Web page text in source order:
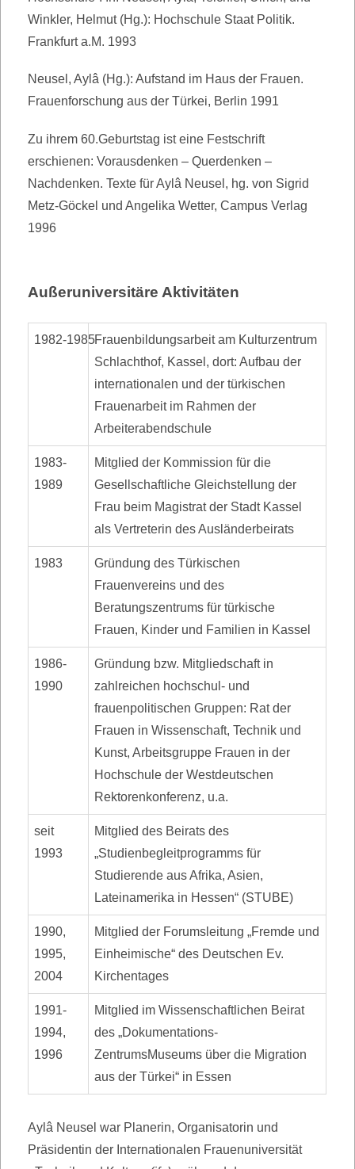
Winkler, Helmut (Hg.): Hochschule Staat Politik.
Frankfurt a.M. 1993
Neusel, Aylâ (Hg.): Aufstand im Haus der Frauen.
Frauenforschung aus der Türkei, Berlin 1991
Zu ihrem 60.Geburtstag ist eine Festschrift
erschienen: Vorausdenken – Querdenken –
Nachdenken. Texte für Aylâ Neusel, hg. von Sigrid
Metz-Göckel und Angelika Wetter, Campus Verlag
1996
Außeruniversitäre Aktivitäten
1982-1985Frauenbildungsarbeit am Kulturzentrum
Schlachthof, Kassel, dort: Aufbau der
internationalen und der türkischen
Frauenarbeit im Rahmen der
Arbeiterabendschule
1983-
1989
Mitglied der Kommission für die
Gesellschaftliche Gleichstellung der
Frau beim Magistrat der Stadt Kassel
als Vertreterin des Ausländerbeirats
1983
Gründung des Türkischen
Frauenvereins und des
Beratungszentrums für türkische
Frauen, Kinder und Familien in Kassel
1986-
1990
Gründung bzw. Mitgliedschaft in
zahlreichen hochschul- und
frauenpolitischen Gruppen: Rat der
Frauen in Wissenschaft, Technik und
Kunst, Arbeitsgruppe Frauen in der
Hochschule der Westdeutschen
Rektorenkonferenz, u.a.
seit
1993
Mitglied des Beirats des
„Studienbegleitprogramms für
Studierende aus Afrika, Asien,
Lateinamerika in Hes­sen“ (STUBE)
1990,
1995,
2004
Mitglied der Forumsleitung „Fremde und
Einheimische“ des Deutschen Ev.
Kirchentages
1991-
1994,
1996
Mitglied im Wissenschaftlichen Beirat
des „Dokumentations-
ZentrumsMuseums über die Migration
aus der Türkei“ in Essen
Aylâ Neusel war Planerin, Organisatorin und
Präsidentin der Internationalen Frauenuniversität